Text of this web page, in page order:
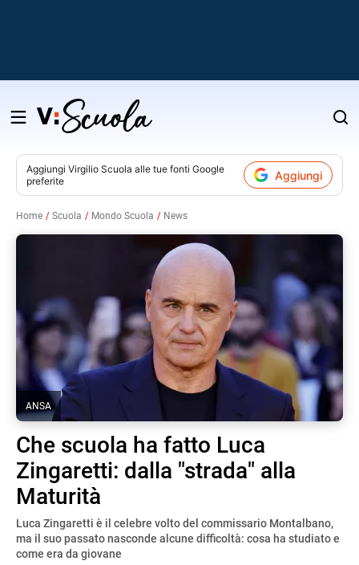
Salta
contenuto
Aggiungi Virgilio Scuola alle tue fonti Google
preferite
Aggiungi
Home Scuola Mondo Scuola News
ANSA
Che scuola ha fatto Luca
Zingaretti: dalla "strada" alla
Maturità
Luca Zingaretti è il celebre volto del commissario Montalbano,
ma il suo passato nasconde alcune difficoltà: cosa ha studiato e
come era da giovane